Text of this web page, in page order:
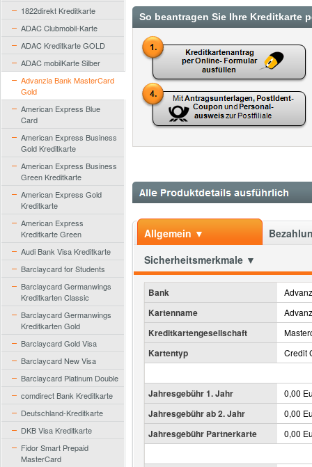
1822direkt Kreditkarte
ADAC Clubmobil-Karte
ADAC Kreditkarte GOLD
ADAC mobilKarte Silber
Advanzia Bank MasterCard
Gold
American Express Blue
Card
American Express Business
Gold Kreditkarte
American Express Business
Green Kreditkarte
American Express Gold
Kreditkarte
American Express
Kreditkarte Green
Audi Bank Visa Kreditkarte
Barclaycard for Students
Barclaycard Germanwings
Kreditkarten Classic
Barclaycard Germanwings
Kreditkarten Gold
Barclaycard Gold Visa
Barclaycard New Visa
Barclaycard Platinum Double
comdirect Bank Kreditkarte
Deutschland-Kreditkarte
DKB Visa Kreditkarte
Fidor Smart Prepaid
MasterCard
So beantragen Sie Ihre Kreditkarte
Allgemein ▼
Sicherheitsmerkmale ▼
Bank
Kartenname
Kreditkartengesellschaft
Kartentyp Credit
Jahresgebühr 1. Jahr 0,00
Jahresgebühr ab 2. Jahr 0,00
Jahresgebühr Partnerkarte 0,00